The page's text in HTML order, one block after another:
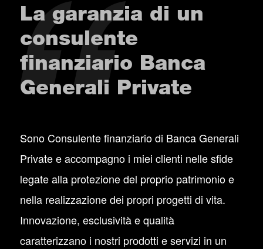
La garanzia di un
consulente
finanziario Banca
Generali Private
Sono Consulente finanziario di Banca Generali
Private e accompagno i miei clienti nelle sfide
legate alla protezione del proprio patrimonio e
nella realizzazione dei propri progetti di vita.
Innovazione, esclusività e qualità
caratterizzano i nostri prodotti e servizi in un